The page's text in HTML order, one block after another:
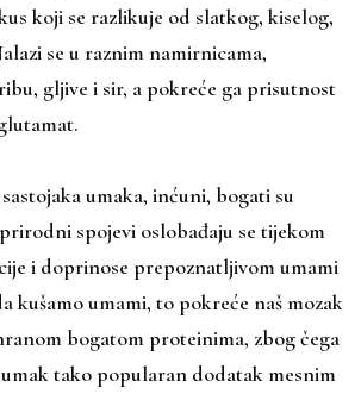
koji se razlikuje od slatkog, kiselog,
se u raznim namirnicama,
gljive i sir, a pokreće ga prisutnost
umaka, inćuni, bogati su
spojevi oslobađaju se tijekom
i doprinose prepoznatljivom umami
kušamo umami, to pokreće naš mozak
bogatom proteinima, zbog čega
tako popularan dodatak mesnim